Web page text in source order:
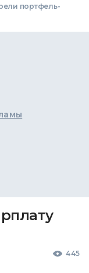
портфель-
445